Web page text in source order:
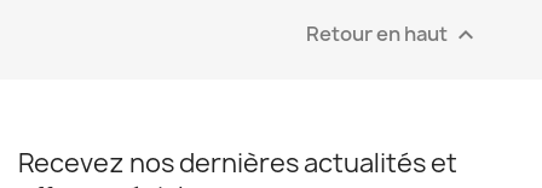
Retour en haut 
Recevez nos dernières actualités et